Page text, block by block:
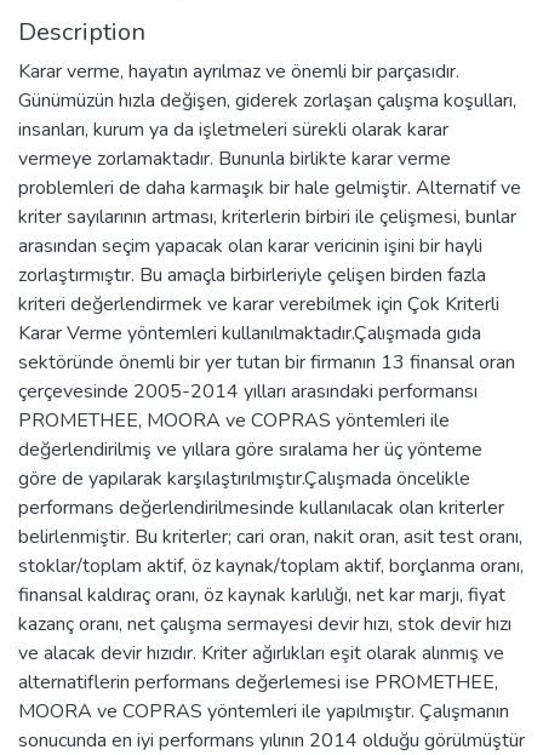
Description
Karar verme, hayatın ayrılmaz ve önemli bir parçasıdır.
Günümüzün hızla değişen, giderek zorlaşan çalışma koşulları,
insanları, kurum ya da işletmeleri sürekli olarak karar
vermeye zorlamaktadır. Bununla birlikte karar verme
problemleri de daha karmaşık bir hale gelmiştir. Alternatif ve
kriter sayılarının artması, kriterlerin birbiri ile çelişmesi, bunlar
arasından seçim yapacak olan karar vericinin işini bir hayli
zorlaştırmıştır. Bu amaçla birbirleriyle çelişen birden fazla
kriteri değerlendirmek ve karar verebilmek için Çok Kriterli
Karar Verme yöntemleri kullanılmaktadır.Çalışmada gıda
sektöründe önemli bir yer tutan bir firmanın 13 finansal oran
çerçevesinde 2005-2014 yılları arasındaki performansı
PROMETHEE, MOORA ve COPRAS yöntemleri ile
değerlendirilmiş ve yıllara göre sıralama her üç yönteme
göre de yapılarak karşılaştırılmıştır.Çalışmada öncelikle
performans değerlendirilmesinde kullanılacak olan kriterler
belirlenmiştir. Bu kriterler; cari oran, nakit oran, asit test oranı,
stoklar/toplam aktif, öz kaynak/toplam aktif, borçlanma oranı,
finansal kaldıraç oranı, öz kaynak karlılığı, net kar marjı, fiyat
kazanç oranı, net çalışma sermayesi devir hızı, stok devir hızı
ve alacak devir hızıdır. Kriter ağırlıkları eşit olarak alınmış ve
alternatiflerin performans değerlemesi ise PROMETHEE,
MOORA ve COPRAS yöntemleri ile yapılmıştır. Çalışmanın
sonucunda en iyi performans yılının 2014 olduğu görülmüştür